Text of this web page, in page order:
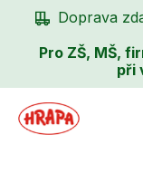
Doprava
Pro ZŠ, MŠ,
při